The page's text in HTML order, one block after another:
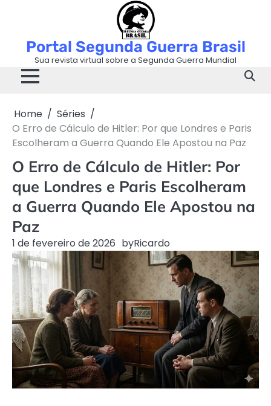
Portal Segunda Guerra Brasil
Sua revista virtual sobre a Segunda Guerra Mundial
Home
Séries
O Erro de Cálculo de Hitler: Por que Londres e Paris
Escolheram a Guerra Quando Ele Apostou na Paz
O Erro de Cálculo de Hitler: Por
que Londres e Paris Escolheram
a Guerra Quando Ele Apostou na
Paz
1 de fevereiro de 2026 byRicardo